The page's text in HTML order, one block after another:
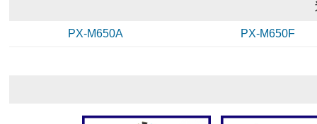
PX-M650A PX-M650F